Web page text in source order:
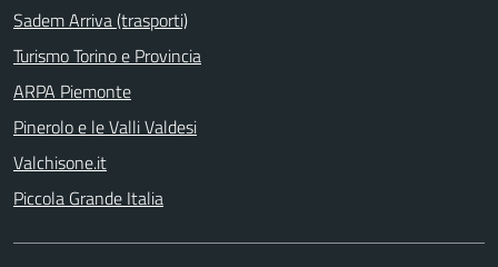
Sadem Arriva (trasporti)
Turismo Torino e Provincia
ARPA Piemonte
Pinerolo e le Valli Valdesi
Valchisone.it
Piccola Grande Italia